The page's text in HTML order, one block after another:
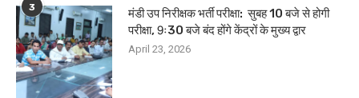
3
मंडी उप निरीक्षक भर्ती परीक्षा: सुबह 10 बजे से होगी
परीक्षा, 9ः30 बजे बंद होंगे केंद्रों के मुख्य द्वार
April 23, 2026